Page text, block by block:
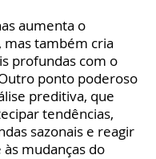
aumenta o
mas também cria
profundas com o
ponto poderoso
preditiva, que
tendências,
sazonais e reagir
mudanças do